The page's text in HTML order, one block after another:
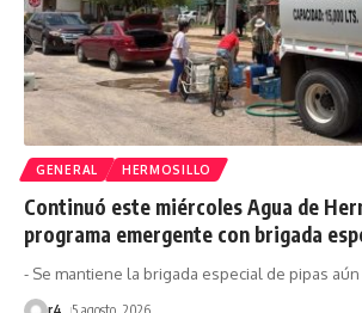
GENERAL HERMOSILLO
Continuó este miércoles Agua de
programa emergente con brigada
- Se mantiene la brigada especial de pipas